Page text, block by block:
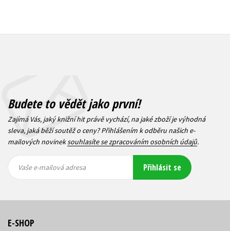
Budete to vědět jako první!
Zajímá Vás, jaký knižní hit právě vychází, na jaké zboží je výhodná
sleva, jaká běží soutěž o ceny? Přihlášením k odběru našich e-
mailových novineksouhlasíte se zpracováním osobních údajů.
mailová
mailová
Vaše e-mailová adresa Přihlásit se
E-SHOP